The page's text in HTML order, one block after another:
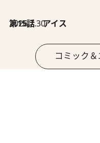
2026.7.30
第15話 アイス
コミック